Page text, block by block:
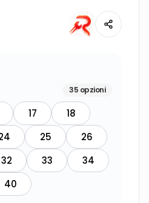
35 opzioni
17
18
25
26
32 33
34
40